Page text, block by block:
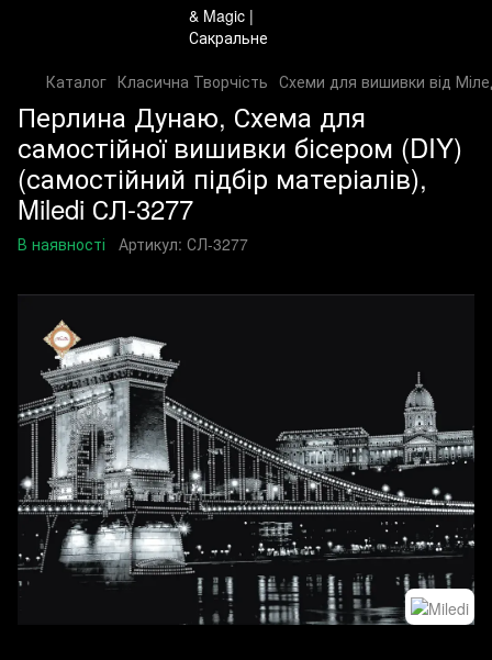
Каталог Класична Творчість Схеми для вишивки від
Перлина Дунаю, Схема для
самостійної вишивки бісером (DIY)
(самостійний підбір матеріалів),
Miledi СЛ-3277
В наявності Артикул: СЛ-3277